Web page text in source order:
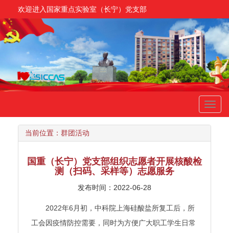
欢迎进入国家重点实验室（长宁）党支部
当前位置： 群团活动
国重（长宁）党支部组织志愿者开展核酸检
测（扫码、采样等）志愿服务
发布时间：2022-06-28
2022年6月初，中科院上海硅酸盐所复工后，所
工会因疫情防控需要，同时为方便广大职工学生日常